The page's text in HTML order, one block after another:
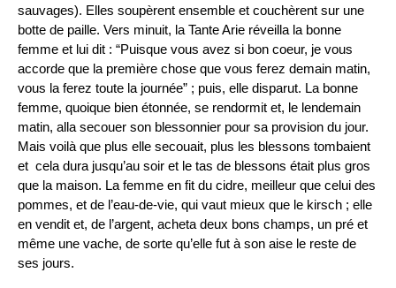
sauvages). Elles soupèrent ensemble et couchèrent sur une
botte de paille. Vers minuit, la Tante Arie réveilla la bonne
femme et lui dit : “Puisque vous avez si bon coeur, je vous
accorde que la première chose que vous ferez demain matin,
vous la ferez toute la journée” ; puis, elle disparut. La bonne
femme, quoique bien étonnée, se rendormit et, le lendemain
matin, alla secouer son blessonnier pour sa provision du jour.
Mais voilà que plus elle secouait, plus les blessons tombaient
et cela dura jusqu’au soir et le tas de blessons était plus gros
que la maison. La femme en fit du cidre, meilleur que celui des
pommes, et de l’eau-de-vie, qui vaut mieux que le kirsch ; elle
en vendit et, de l’argent, acheta deux bons champs, un pré et
même une vache, de sorte qu’elle fut à son aise le reste de
ses jours.